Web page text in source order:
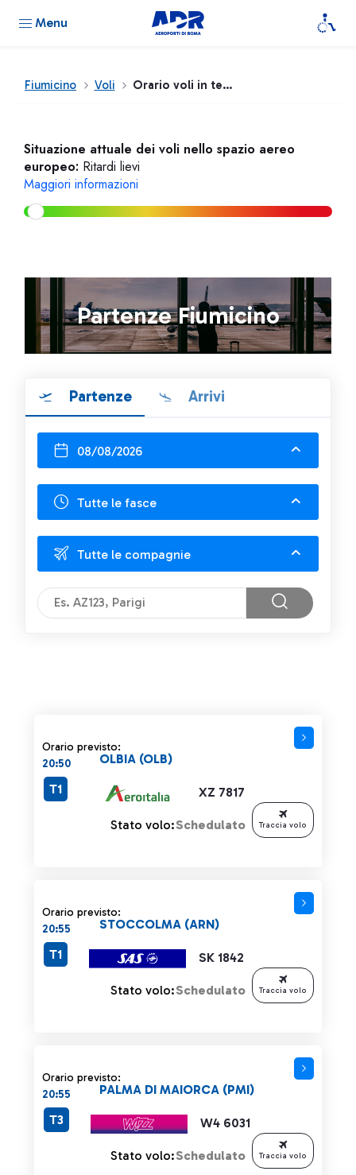
Menu
Fiumicino Voli Orario voli in tempo reale
Situazione attuale dei voli nello spazio aereo
europeo: Ritardi lievi
Maggiori informazioni
Partenze Fiumicino
Partenze Arrivi
08/08/2026
Tutte le fasce
Tutte le compagnie
Orario previsto:
20:50
XZ 7817
OLBIA (OLB)
T1
Stato volo:Schedulato Traccia volo
Orario previsto:
20:55
SK 1842
STOCCOLMA (ARN)
T1
Stato volo:Schedulato Traccia volo
Orario previsto:
20:55
W4 6031
PALMA DI MAIORCA (PMI)
T3
Stato volo:Schedulato Traccia volo